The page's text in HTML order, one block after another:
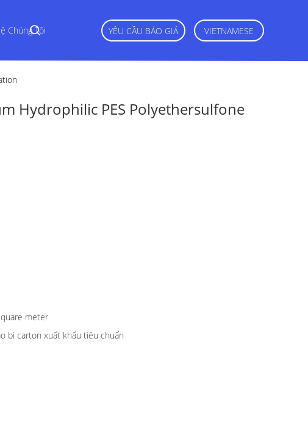
Chúng Tôi YÊU CẦU BÁO GIÁ VIETNAMESE
Hydrophilic PES Polyethersulfone
meter
bì carton xuất khẩu tiêu chuẩn